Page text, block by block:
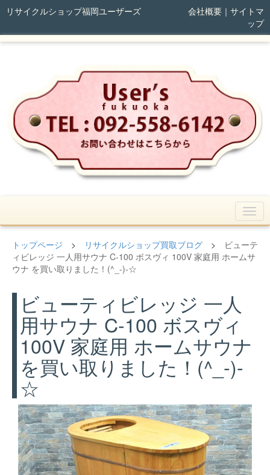
リサイクルショップ福岡ユーザーズ 会社概要｜ サイトマ
ップ
トップページ > リサイクルショップ買取ブログ > ビューテ
ィビレッジ 一人用サウナ C-100 ボスヴィ 100V 家庭用 ホームサ
ウナ を買い取りました！(^_-)-☆
ビューティビレッジ 一人
用サウナ C-100 ボスヴィ
100V 家庭用 ホームサウナ
を買い取りました！(^_-)-
☆